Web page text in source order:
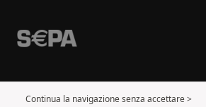
Continua la navigazione senza accettare >